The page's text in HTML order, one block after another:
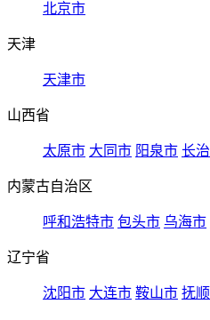
北京市
天津
天津市
山西省
太原市 大同市 阳泉市 长
内蒙古自治区
呼和浩特市 包头市 乌海市
辽宁省
沈阳市 大连市 鞍山市 抚